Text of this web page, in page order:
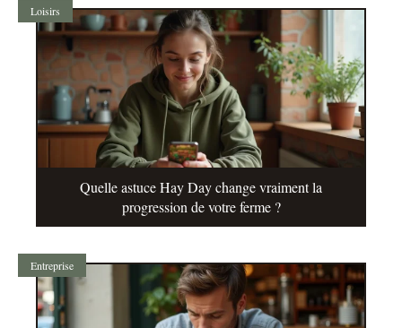
Loisirs
Quelle astuce Hay Day change vraiment la
progression de votre ferme ?
Entreprise